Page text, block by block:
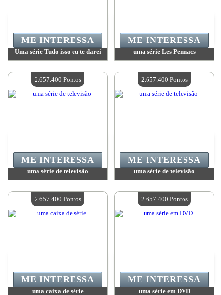
Uma série Tudo isso eu te darei
Quantidade disponível:4
ME INTERESSA
uma série Les Pennacs
Quantidade disponível:4
ME INTERESSA
uma série de televisão
Quantidade disponível:4
ME INTERESSA
2.657.400 Pontos
uma série de televisão
Quantidade disponível:4
ME INTERESSA
2.657.400 Pontos
uma caixa de série
ME INTERESSA
2.657.400 Pontos
uma série em DVD
ME INTERESSA
2.657.400 Pontos